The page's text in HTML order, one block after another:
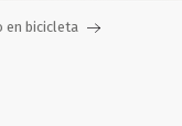
en bicicleta